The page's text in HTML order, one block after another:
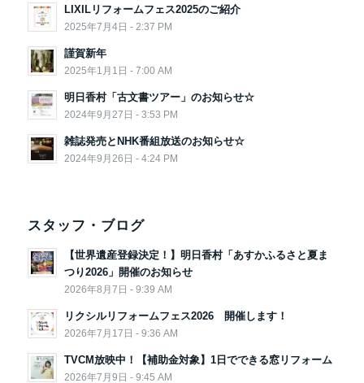
LIXILリフォームフェス2025のご紹介
2025年7月4日 - 2:37 PM
謹賀新年
2025年1月1日 - 7:00 AM
明日香村「古文書ツアー」のお知らせ☆
2024年9月27日 - 3:53 PM
雑誌発売とNHK番組放送のお知らせ☆
2024年9月26日 - 4:24 PM
スタッフ・ブログ
【世界遺産登録決定！】明日香村「あすかふるさと夏ま
つり2026」開催のお知らせ
2026年8月7日 - 9:39 AM
リクシルリフォームフェス2026 開催します！
2026年7月17日 - 9:36 AM
TVCM放映中！【補助金対象】1日でできる窓リフォーム
2026年7月9日 - 9:45 AM